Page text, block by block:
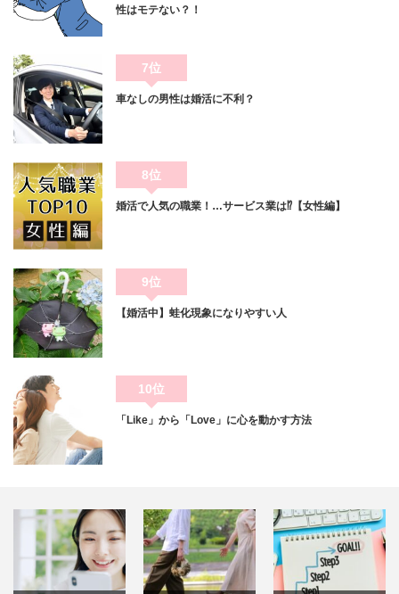
性はモテない？！
7位
車なしの男性は婚活に不利？
8位
婚活で人気の職業！…サービス業は⁉【女性編】
9位
【婚活中】蛙化現象になりやすい人
10位
「Like」から「Love」に心を動かす方法